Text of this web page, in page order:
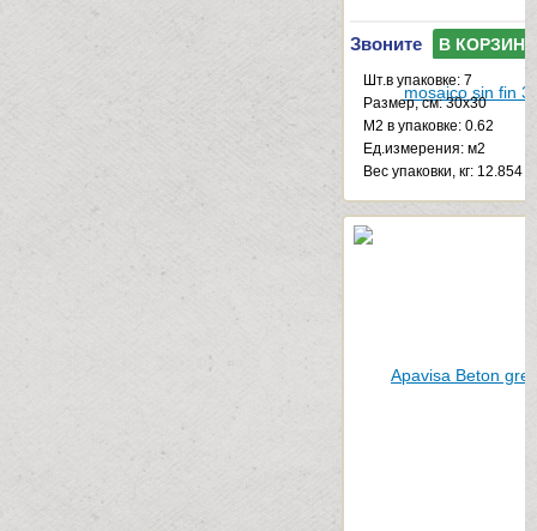
Звоните В КОРЗИНУ
Шт.в упаковке: 7
Размер, см: 30x30
М2 в упаковке: 0.62
Ед.измерения: м2
Веc упаковки, кг: 12.854